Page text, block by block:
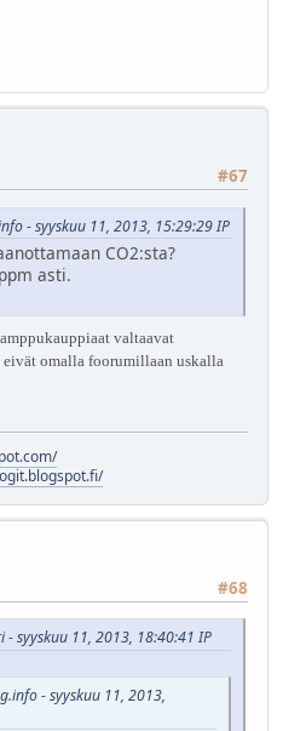
#67
- syyskuu 11, 2013, 15:29:29 IP
CO2:sta?
asti.
valtaavat
omalla foorumillaan uskalla
#68
syyskuu 11, 2013, 18:40:41 IP
- syyskuu 11, 2013,